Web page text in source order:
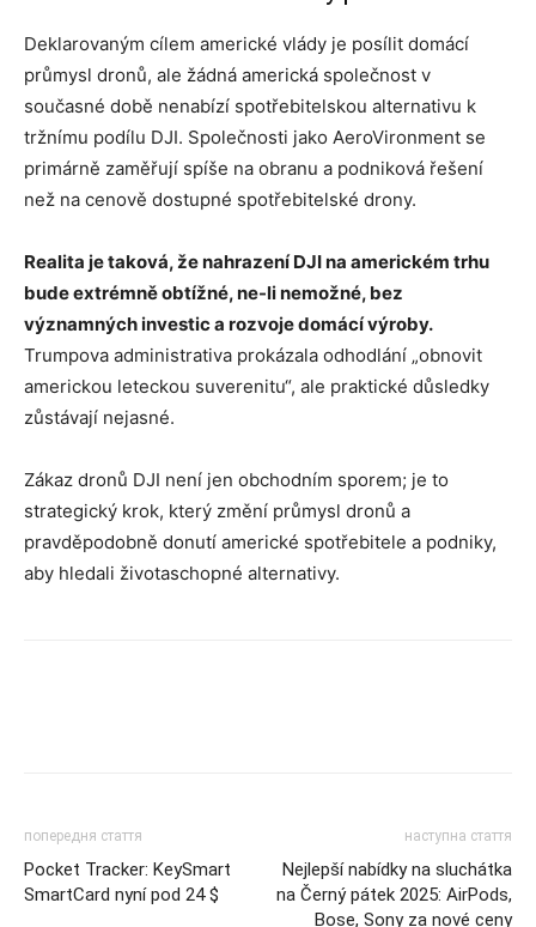
Deklarovaným cílem americké vlády je posílit domácí
průmysl dronů, ale žádná americká společnost v
současné době nenabízí spotřebitelskou alternativu k
tržnímu podílu DJI. Společnosti jako AeroVironment se
primárně zaměřují spíše na obranu a podniková řešení
než na cenově dostupné spotřebitelské drony.
Realita je taková, že nahrazení DJI na americkém trhu
bude extrémně obtížné, ne-li nemožné, bez
významných investic a rozvoje domácí výroby.
Trumpova administrativa prokázala odhodlání „obnovit
americkou leteckou suverenitu“, ale praktické důsledky
zůstávají nejasné.
Zákaz dronů DJI není jen obchodním sporem; je to
strategický krok, který změní průmysl dronů a
pravděpodobně donutí americké spotřebitele a podniky,
aby hledali životaschopné alternativy.
попередня стаття
Pocket Tracker: KeySmart
SmartCard nyní pod 24 $
наступна стаття
Nejlepší nabídky na sluchátka
na Černý pátek 2025: AirPods,
Bose, Sony za nové ceny